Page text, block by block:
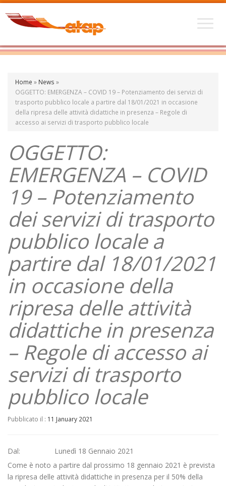
Home » News »
OGGETTO: EMERGENZA – COVID 19 – Potenziamento dei servizi di
trasporto pubblico locale a partire dal 18/01/2021 in occasione
della ripresa delle attività didattiche in presenza – Regole di
accesso ai servizi di trasporto pubblico locale
OGGETTO:
EMERGENZA – COVID
19 – Potenziamento
dei servizi di trasporto
pubblico locale a
partire dal 18/01/2021
in occasione della
ripresa delle attività
didattiche in presenza
– Regole di accesso ai
servizi di trasporto
pubblico locale
Pubblicato il : 11 January 2021
Dal: Lunedì 18 Gennaio 2021
Come è noto a partire dal prossimo 18 gennaio 2021 è prevista
la ripresa delle attività didattiche in presenza per il 50% della